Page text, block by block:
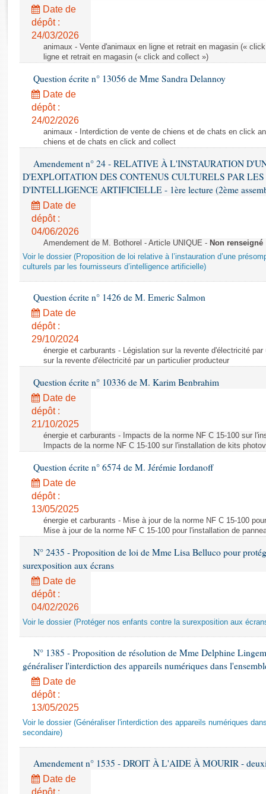
Rapports législatifs
Rapports sur l'application des lois
Baromètre de l’application des lois
Dossiers législatifs
Budget et sécurité sociale
Questions écrites et orales
Comptes rendus des débats
Date de
dépôt :
24/03/2026
animaux - Vente d'animaux en ligne et retrait en magasin («
ligne et retrait en magasin (« click and collect »)
Question écrite n° 13056 de Mme Sandra Delannoy
Date de
dépôt :
24/02/2026
animaux - Interdiction de vente de chiens et de chats en click
chiens et de chats en click and collect
Amendement n° 24 - RELATIVE À L'INSTAURATION
D'EXPLOITATION DES CONTENUS CULTURELS PAR LES
D'INTELLIGENCE ARTIFICIELLE - 1ère lecture (2ème
Date de
dépôt :
04/06/2026
Amendement de M. Bothorel - Article UNIQUE - Non renseigné
Voir le dossier (Proposition de loi relative à l’instauration d’une
culturels par les fournisseurs d’intelligence artificielle)
Question écrite n° 1426 de M. Emeric Salmon
Date de
dépôt :
29/10/2024
énergie et carburants - Législation sur la revente d'électricité
sur la revente d'électricité par un particulier producteur
Question écrite n° 10336 de M. Karim Benbrahim
Date de
dépôt :
21/10/2025
énergie et carburants - Impacts de la norme NF C 15-100 sur
Impacts de la norme NF C 15-100 sur l'installation de kits
Question écrite n° 6574 de M. Jérémie Iordanoff
Date de
dépôt :
13/05/2025
énergie et carburants - Mise à jour de la norme NF C 15-100
Mise à jour de la norme NF C 15-100 pour l'installation de
N° 2435 - Proposition de loi de Mme Lisa Belluco pour
surexposition aux écrans
Date de
dépôt :
04/02/2026
Voir le dossier (Protéger nos enfants contre la surexposition aux
N° 1385 - Proposition de résolution de Mme Delphine
généraliser l'interdiction des appareils numériques dans
Date de
dépôt :
13/05/2025
Voir le dossier (Généraliser l'interdiction des appareils numériques
secondaire)
Amendement n° 1535 - DROIT À L'AIDE À MOURIR -
Date de
dépôt :